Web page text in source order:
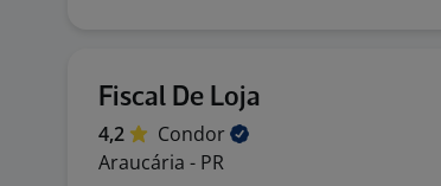
Fiscal De Loja
4,2
Condor
Araucária - PR